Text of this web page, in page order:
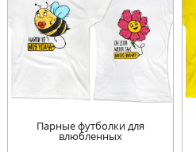
Парные футболки для
влюбленных